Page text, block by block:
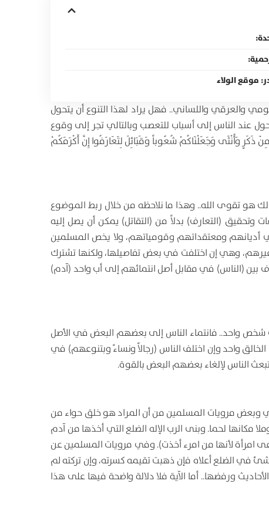
موقع الولاء
والعرقي واللساني.. فهل يراد لهذا التنوع أن يتحول
عند الناس إلى أسباب للتعصب وبالتالي تجر إلى وقوع
مِنْ ذَكَرٍ وَأُنْثَى وَجَعَلْنَاكُمْ شُعُوباً وَقَبَائِلَ لِتَعَارَفُوا إِنَّ أَكْرَمَكُمْ
هو تقوى الله.. وهذا ما نلاحظه من خلال ربط الموضوع
وتحقيق (التعارف) بدلاً من (التقاتل) يمكن أن يصل إليه
أديانهم ومعتقداتهم وقومياتهم، ولا يخص المسلمين
وهي إن اختلفت في بعض تفاصيلها، ولكنها تشترك
بين (الناس) في مقابل أصل انتمائهم إلى أب واحد (آدم)
شخص واحد.. فانتماء الناس إلى بعضهم البعض في الأصل
الخالق واحد وإن اختلف الناس (رجالاً ونساءً وبتنوعهم) في
الناس لإلغاء بعضهم البعض بالقوة.
وبعض مرويات المسلمين من أن المراد هو خلق حواء من
مكانها لحما. وبنى الرب الإله الضلع التي أخذها من آدم
لأنها من امرء أخذت). وفي مرويات المسلمين عن
في الضلع أعلاه فإن ذهبت تقيمه كسرته، وإن تركته لم
ورفضها.. أما الآية فلا دلالة واضحة فيها على هذا